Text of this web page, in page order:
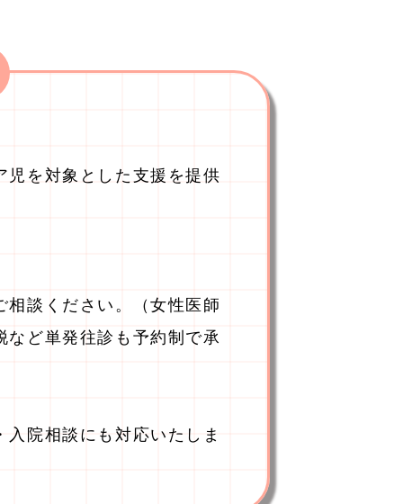
児を対象とした支援を提供
談ください。（女性医師
ど単発往診も予約制で承
院相談にも対応いたしま